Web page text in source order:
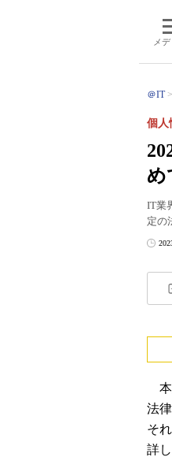
メ
＠IT
め
個人
IT業
定の
本
法
そ
詳